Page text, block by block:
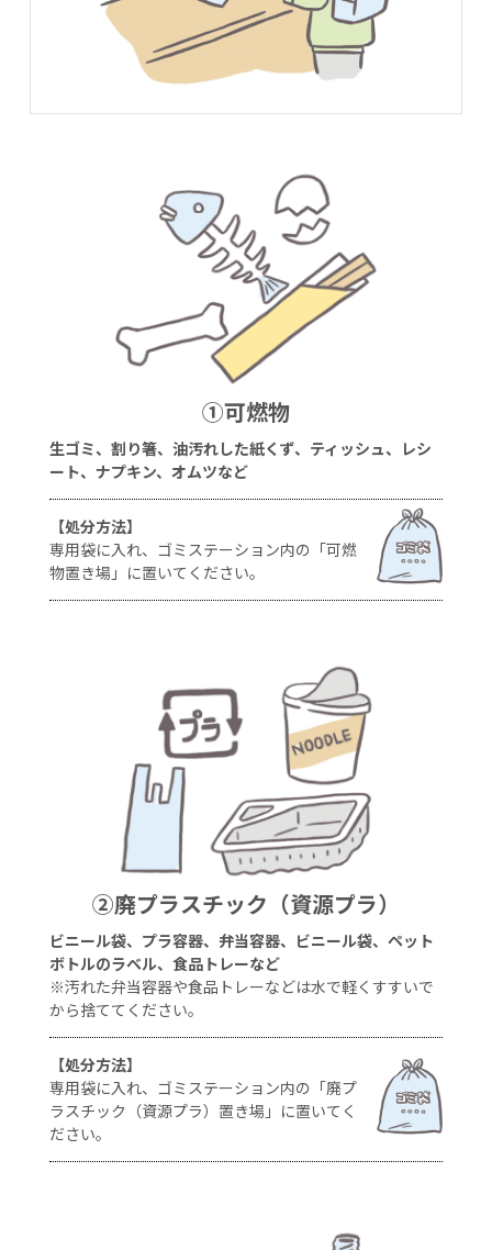
①可燃物
生ゴミ、割り箸、油汚れした紙くず、ティッシュ、レシ
ート、ナプキン、オムツなど
【処分方法】
専用袋に入れ、ゴミステーション内の「可燃
物置き場」に置いてください。
②廃プラスチック（資源プラ）
ビニール袋、プラ容器、弁当容器、ビニール袋、ペット
ボトルのラベル、食品トレーなど
※汚れた弁当容器や食品トレーなどは水で軽くすすいで
から捨ててください。
【処分方法】
専用袋に入れ、ゴミステーション内の「廃プ
ラスチック（資源プラ）置き場」に置いてく
ださい。